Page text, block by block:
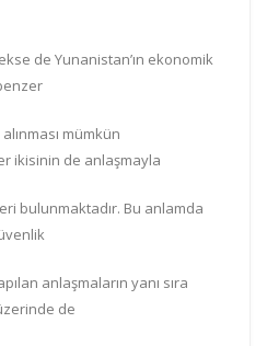
de Yunanistan’ın ekonomik
mümkün
ikisinin de anlaşmayla
bulunmaktadır. Bu anlamda
anlaşmaların yanı sıra
de